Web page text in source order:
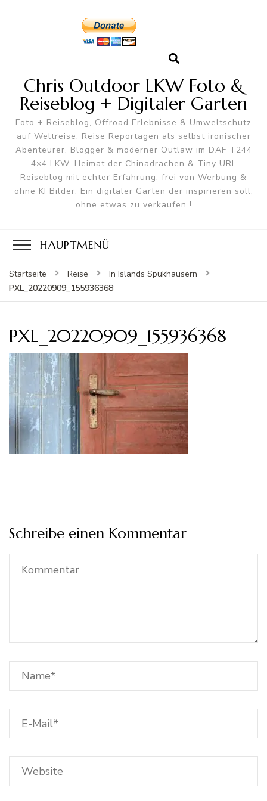
Chris Outdoor LKW Foto &
Reiseblog + Digitaler Garten
Foto + Reiseblog, Offroad Erlebnisse & Umweltschutz
auf Weltreise. Reise Reportagen als selbst ironischer
Abenteurer, Blogger & moderner Outlaw im DAF T244
4×4 LKW. Heimat der Chinadrachen & Tiny URL
Reiseblog mit echter Erfahrung, frei von Werbung &
ohne KI Bilder. Ein digitaler Garten der inspirieren soll,
ohne etwas zu verkaufen !
HAUPTMENÜ
Startseite Reise
In Islands Spukhäusern
PXL_20220909_155936368
PXL_20220909_155936368
Schreibe einen Kommentar